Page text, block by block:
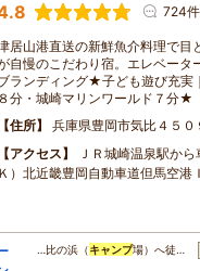
724件
居山港直送の新鮮魚介料理で目
自慢のこだわり宿。エレベー
ランディング★子ども遊び充実
８分・城崎マリンワールド７分★
住所
兵庫県豊岡市気比４５０
アクセス
ＪＲ城崎温泉駅か
Ｋ）北近畿豊岡自動車道但馬空港
…比の浜（キャンプ場）へ徒…